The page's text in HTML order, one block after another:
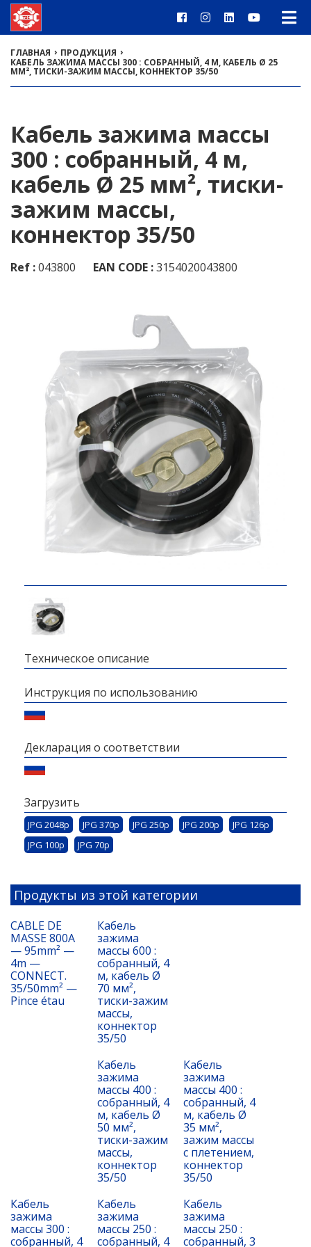
ГЛАВНАЯ › ПРОДУКЦИЯ ›
КАБЕЛЬ ЗАЖИМА МАССЫ 300 : СОБРАННЫЙ, 4 М, КАБЕЛЬ Ø 25
ММ², ТИСКИ-ЗАЖИМ МАССЫ, КОННЕКТОР 35/50
Кабель зажима массы
300 : собранный, 4 м,
кабель Ø 25 мм², тиски-
зажим массы,
коннектор 35/50
Ref :043800 EAN CODE :3154020043800
Техническое описание
Инструкция по использованию
Декларация о соответствии
Загрузить
JPG 2048p JPG 370p JPG 250p JPG 200p
JPG 126p
JPG 100p
JPG 70p
Продукты из этой категории
CABLE DE
MASSE 800A
— 95mm² —
4m —
CONNECT.
35/50mm² —
Pince étau
Кабель
зажима
массы 600 :
собранный, 4
м, кабель Ø
70 мм²,
тиски-зажим
массы,
коннектор
35/50
Кабель
зажима
массы 400 :
собранный, 4
м, кабель Ø
50 мм²,
тиски-зажим
массы,
коннектор
35/50
Кабель
зажима
массы 400 :
собранный, 4
м, кабель Ø
35 мм²,
зажим массы
с плетением,
коннектор
35/50
Кабель
зажима
массы 300 :
собранный, 4
Кабель
зажима
массы 250 :
собранный, 4
Кабель
зажима
массы 250 :
собранный, 3